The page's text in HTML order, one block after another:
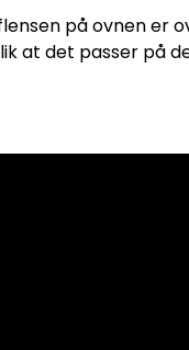
på ovnen
at det passer på